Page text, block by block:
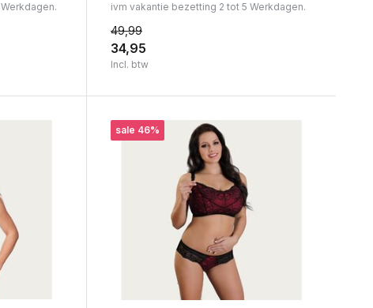
ivm vakantie bezetting 2 tot 5 Werkdagen.
49,99
34,95
Incl. btw
sale 46%